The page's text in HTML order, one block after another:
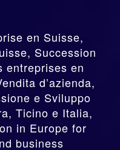
en Suisse,
Succession
entreprises en
d’azienda,
e Sviluppo
Ticino e Italia,
in Europe for
business